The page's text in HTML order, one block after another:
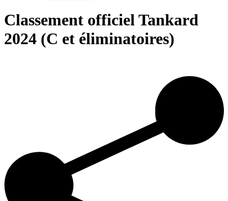
Classement officiel Tankard
2024 (C et éliminatoires)